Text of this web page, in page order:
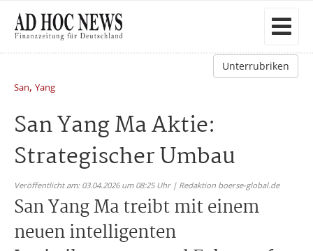
Unterrubriken
San, Yang
San Yang Ma Aktie:
Strategischer Umbau
Veröffentlicht am: 03.04.2026 um 08:25 Uhr | Redaktion boerse-global.de
San Yang Ma treibt mit einem
neuen intelligenten